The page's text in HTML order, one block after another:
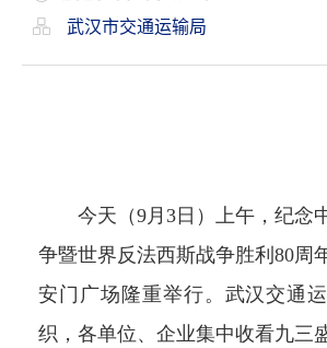
武汉市交通运输局
今天（9月3日）上午，纪念
争暨世界反法西斯战争胜利80周
安门广场隆重举行。武汉交通
织，各单位、企业集中收看九三